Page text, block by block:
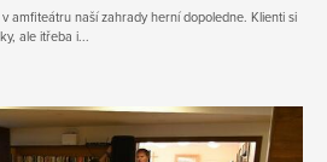
amfiteátru naší zahrady herní dopoledne. Klienti si
ale itřeba i...